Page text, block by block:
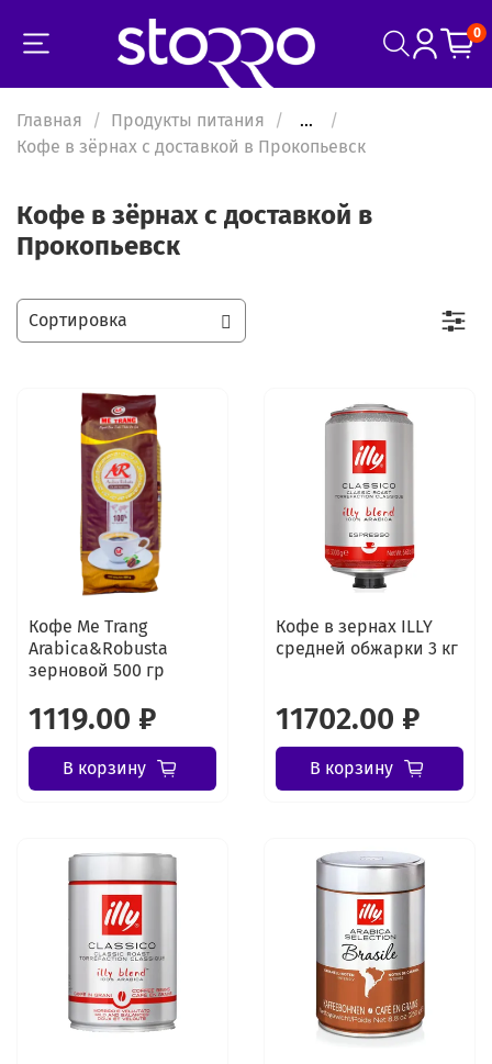
0
Главная Продукты питания
...
Кофе в зёрнах с доставкой в Прокопьевск
Кофе в зёрнах с доставкой в
Прокопьевск
Кофе Me Trang
Arabica&Robusta
зерновой 500 гр
1119.00 ₽
В корзину
Кофе в зернах ILLY
средней обжарки 3 кг
11702.00 ₽
В корзину